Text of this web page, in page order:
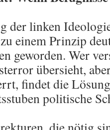
der linken
einem Prinzip
geworden. Wer
übersieht,
findet die
politische